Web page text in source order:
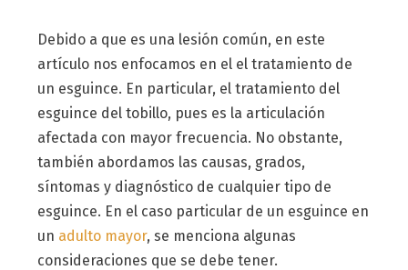
Debido a que es una lesión común, en este
artículo nos enfocamos en el el tratamiento de
un esguince. En particular, el tratamiento del
esguince del tobillo, pues es la articulación
afectada con mayor frecuencia. No obstante,
también abordamos las causas, grados,
síntomas y diagnóstico de cualquier tipo de
esguince. En el caso particular de un esguince en
un adulto mayor, se menciona algunas
consideraciones que se debe tener.